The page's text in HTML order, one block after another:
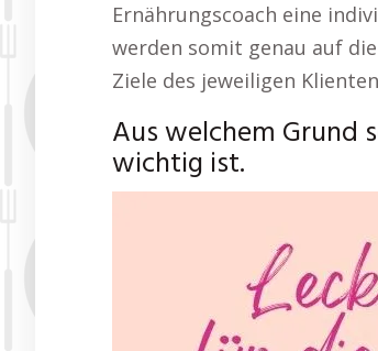
Ernährungscoach eine
werden somit genau auf
Ziele des jeweiligen
Aus welchem Grund
wichtig ist.